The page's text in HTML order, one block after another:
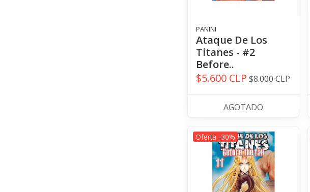
PANINI
Ataque De Los
Titanes - #2
Before..
$5.600 CLP $8.000 CLP
AGOTADO
Oferta -30%